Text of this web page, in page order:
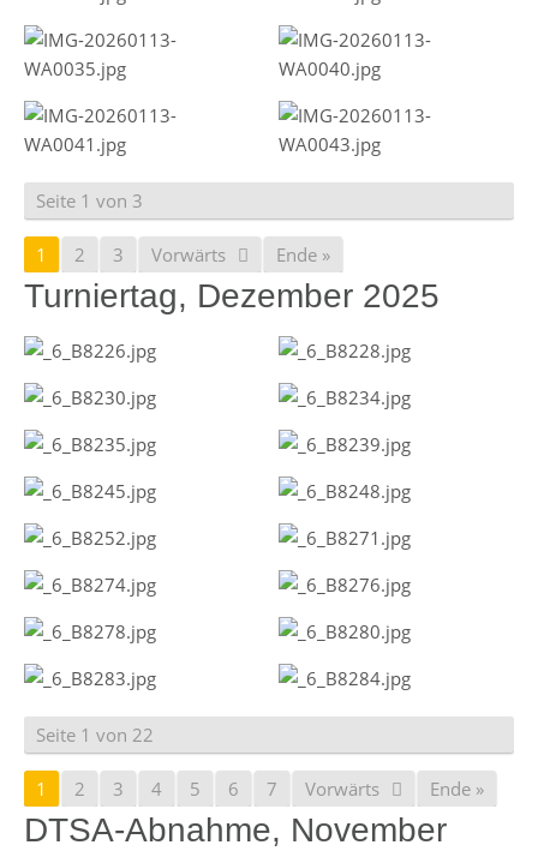
Seite 1 von 3
1 2 3 Vorwärts Ende »
Turniertag, Dezember 2025
Seite 1 von 22
1 2 3 4 5 6 7 Vorwärts Ende »
DTSA-Abnahme, November